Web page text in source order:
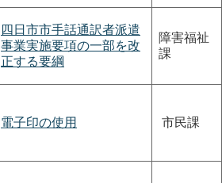
四日市市手話通訳者派遣
事業実施要項の一部を改
正する要綱
障害福祉
課
電子印の使用 市民課